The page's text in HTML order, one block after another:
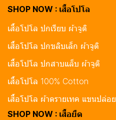
SHOP NOW : เสื้อโปโล
เสื้อโปโล ปกเรียบ ผ้าจูติ
เสื้อโปโล ปกขลิบเล็ก ผ้าจูติ
เสื้อโปโล ปกสาบแล็บ ผ้าจูติ
เสื้อโปโล 100% Cotton
เสื้อโปโล ผ้าดรายเทค แขนปล่อย
SHOP NOW : เสื้อยืด